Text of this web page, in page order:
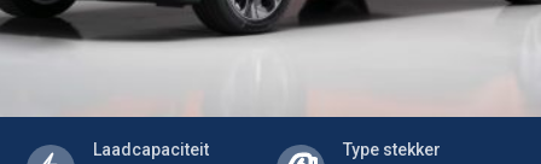
Laadcapaciteit Type stekker